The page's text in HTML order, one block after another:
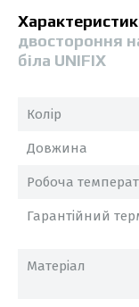
двостороння
біла UNIFIX
Колір
Довжина
Робоча
Гарантійний
Матеріал